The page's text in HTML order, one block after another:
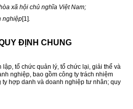
xã hội chủ nghĩa Việt Nam;
nghiệp[1].
ĐỊNH CHUNG
lập, tổ chức quản lý, tổ chức lại, giải thể và
nghiệp, bao gồm công ty trách nhiệm
ty hợp danh và doanh nghiệp tư nhân;quy